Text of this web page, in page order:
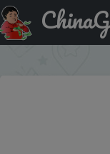
Акція на Миксер